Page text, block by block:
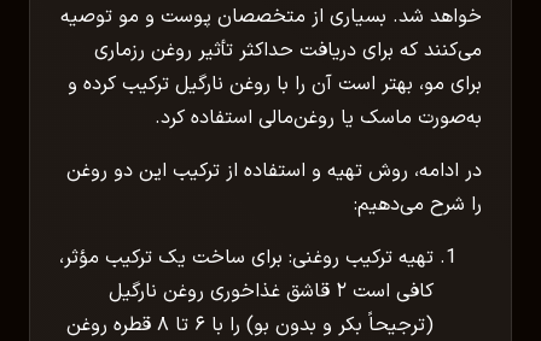
خواهد شد. بسیاری از متخصصان پوست و مو توصیه
می‌کنند که برای دریافت حداکثر تأثیر روغن رزماری
برای مو، بهتر است آن را با روغن نارگیل ترکیب کرده و
به‌صورت ماسک یا روغن‌مالی استفاده کرد.
در ادامه، روش تهیه و استفاده از ترکیب این دو روغن
را شرح می‌دهیم:
تهیه ترکیب روغنی: برای ساخت یک ترکیب مؤثر،
کافی است ۲ قاشق غذاخوری روغن نارگیل
(ترجیحاً بکر و بدون بو) را با ۶ تا ۸ قطره روغن